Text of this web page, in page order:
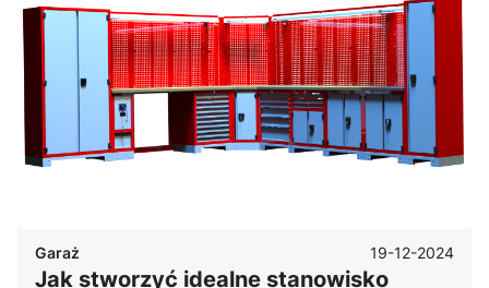
Garaż 19-12-2024
Jak stworzyć idealne stanowisko